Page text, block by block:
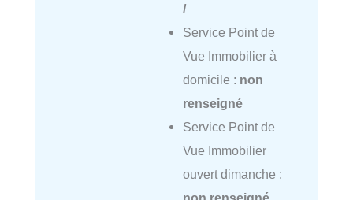
/
Service Point de
Vue Immobilier à
domicile : non
renseigné
Service Point de
Vue Immobilier
ouvert dimanche :